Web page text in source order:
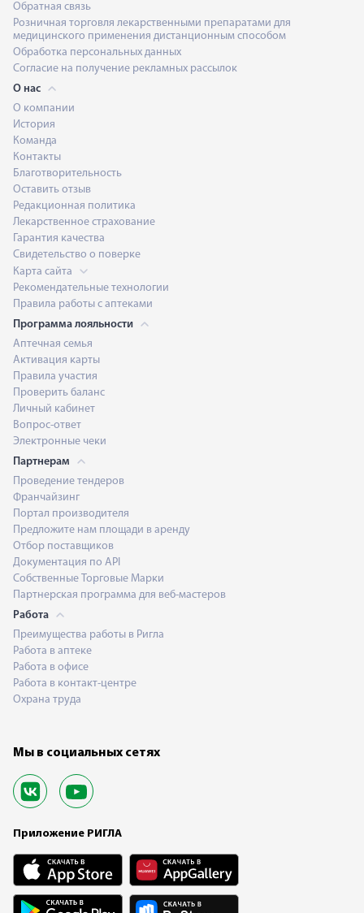
Обратная связь
Розничная торговля лекарственными препаратами для
медицинского применения дистанционным способом
Обработка персональных данных
Согласие на получение рекламных рассылок
О нас
О компании
История
Команда
Контакты
Благотворительность
Оставить отзыв
Редакционная политика
Лекарственное страхование
Гарантия качества
Свидетельство о поверке
Карта сайта
Рекомендательные технологии
Правила работы с аптеками
Программа лояльности
Аптечная семья
Активация карты
Правила участия
Проверить баланс
Личный кабинет
Вопрос-ответ
Электронные чеки
Партнерам
Проведение тендеров
Франчайзинг
Портал производителя
Предложите нам площади в аренду
Отбор поставщиков
Документация по API
Собственные Торговые Марки
Партнерская программа для веб-мастеров
Работа
Преимущества работы в Ригла
Работа в аптеке
Работа в офисе
Работа в контакт-центре
Охрана труда
Мы в социальных сетях
Приложение РИГЛА